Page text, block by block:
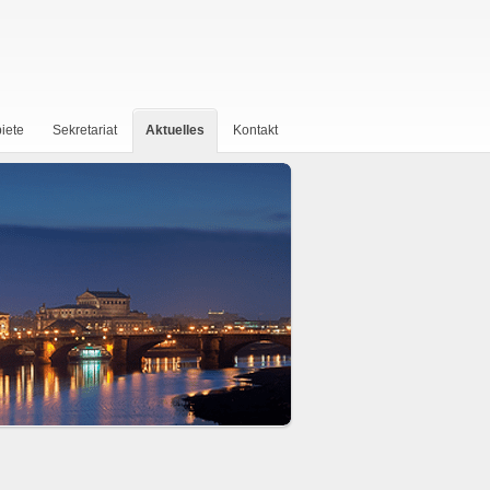
Sekretariat Aktuelles Kontakt